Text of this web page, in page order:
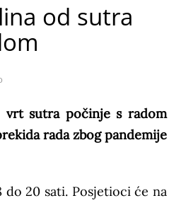
od sutra
vrt sutra počinje s radom
rada zbog pandemije
do 20 sati. Posjetioci će na